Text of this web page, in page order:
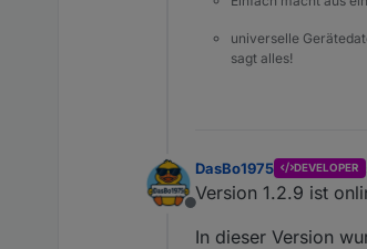
universelle
sagt alles!
Offline
DasBo1975 DEVELOPER
Version 1.2.9 ist
In dieser Version